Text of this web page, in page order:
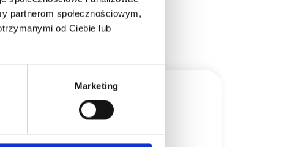
partnerom społecznościowym,
od Ciebie lub
Marketing
zadatek, odmowa i